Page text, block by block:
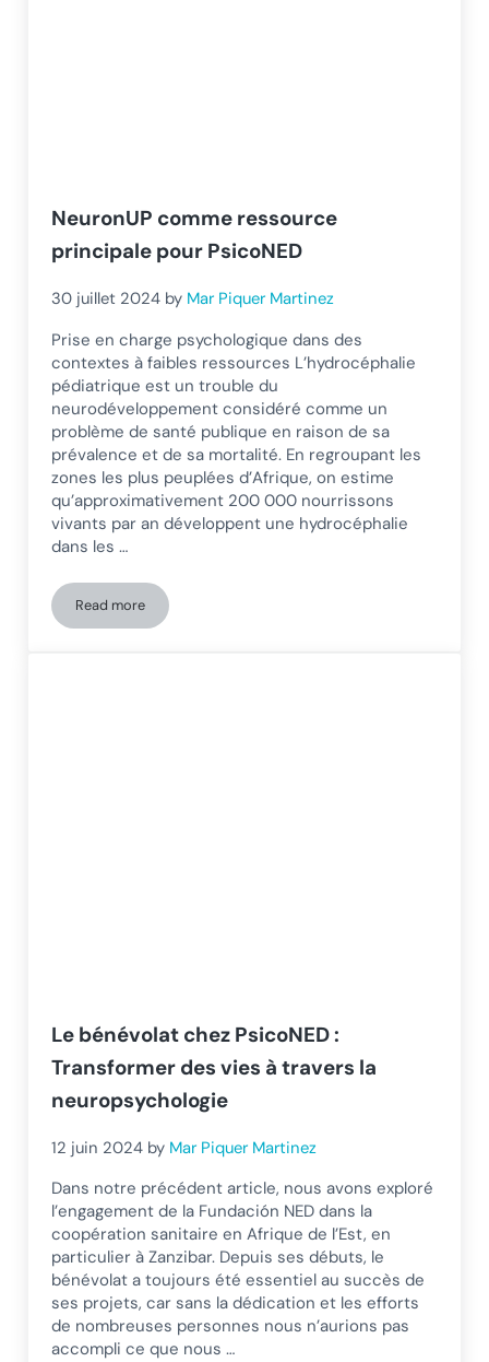
NeuronUP comme ressource
principale pour PsicoNED
30 juillet 2024 by Mar Piquer Martinez
Prise en charge psychologique dans des
contextes à faibles ressources L’hydrocéphalie
pédiatrique est un trouble du
neurodéveloppement considéré comme un
problème de santé publique en raison de sa
prévalence et de sa mortalité. En regroupant les
zones les plus peuplées d’Afrique, on estime
qu’approximativement 200 000 nourrissons
vivants par an développent une hydrocéphalie
dans les …
Read moreNeuronUP comme ressource principale pour PsicoNED
Le bénévolat chez PsicoNED :
Transformer des vies à travers la
neuropsychologie
12 juin 2024 by Mar Piquer Martinez
Dans notre précédent article, nous avons exploré
l’engagement de la Fundación NED dans la
coopération sanitaire en Afrique de l’Est, en
particulier à Zanzibar. Depuis ses débuts, le
bénévolat a toujours été essentiel au succès de
ses projets, car sans la dédication et les efforts
de nombreuses personnes nous n’aurions pas
accompli ce que nous …